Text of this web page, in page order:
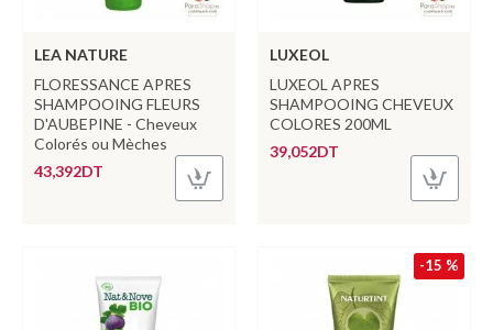
LEA NATURE
FLORESSANCE APRES
SHAMPOOING FLEURS
D'AUBEPINE - Cheveux
Colorés ou Mèches
43,392DT
LUXEOL
LUXEOL APRES
SHAMPOOING CHEVEUX
COLORES 200ML
39,052DT
-15 %